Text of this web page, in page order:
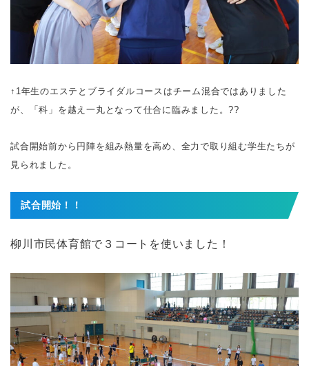
↑1年生のエステとブライダルコースはチーム混合ではありました
が、「科」を越え一丸となって仕合に臨みました。?‍?
試合開始前から円陣を組み熱量を高め、全力で取り組む学生たちが
見られました。
試合開始！！
柳川市民体育館で３コートを使いました！